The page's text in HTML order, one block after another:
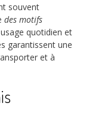
souvent
des motifs
quotidien et
garantissent une
et à